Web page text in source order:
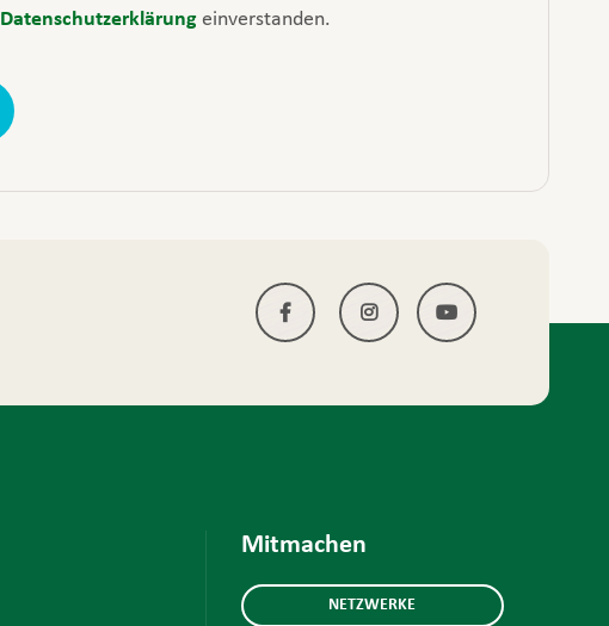
Datenschutzerklärungeinverstanden.
Mitmachen
NETZWERKE